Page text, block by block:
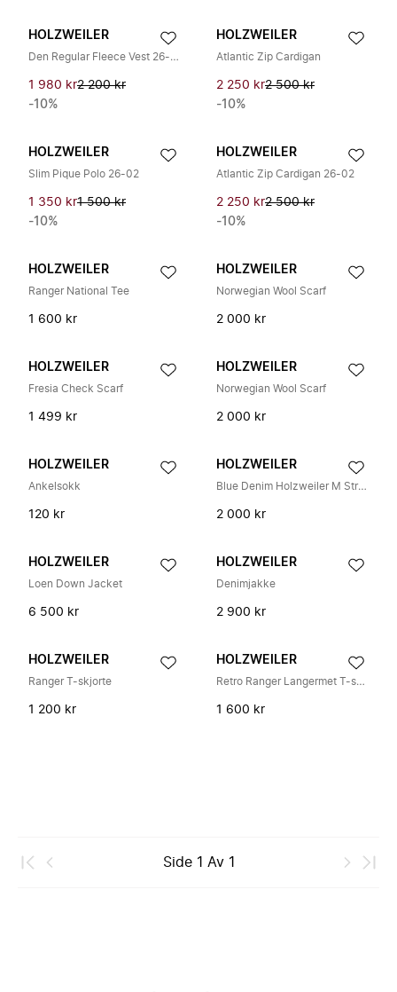
HOLZWEILER
Den Regular Fleece Vest 26-02
1 980 kr2 200 kr
-10%
HOLZWEILER
Atlantic Zip Cardigan
2 250 kr2 500 kr
-10%
HOLZWEILER
Slim Pique Polo 26-02
1 350 kr1 500 kr
-10%
HOLZWEILER
Atlantic Zip Cardigan 26-02
2 250 kr2 500 kr
-10%
HOLZWEILER
Ranger National Tee
1 600 kr
HOLZWEILER
Norwegian Wool Scarf
2 000 kr
HOLZWEILER
Fresia Check Scarf
1 499 kr
HOLZWEILER
Norwegian Wool Scarf
2 000 kr
HOLZWEILER
Ankelsokk
120 kr
HOLZWEILER
Blue Denim Holzweiler M Straight Jeans
2 000 kr
HOLZWEILER
Loen Down Jacket
6 500 kr
HOLZWEILER
Denimjakke
2 900 kr
HOLZWEILER
Ranger T-skjorte
1 200 kr
HOLZWEILER
Retro Ranger Langermet T-skjorte
1 600 kr
Side 1 Av 1